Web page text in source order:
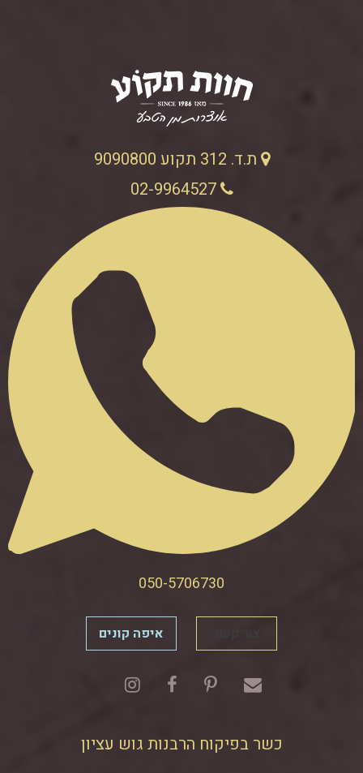
ת.ד. 312 תקוע 9090800
02-9964527
050-5706730
איפה קונים
כשר בפיקוח הרבנות גוש עציון